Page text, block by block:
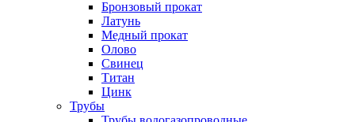
Бронзовый прокат
Латунь
Медный прокат
Олово
Свинец
Титан
Цинк
Трубы